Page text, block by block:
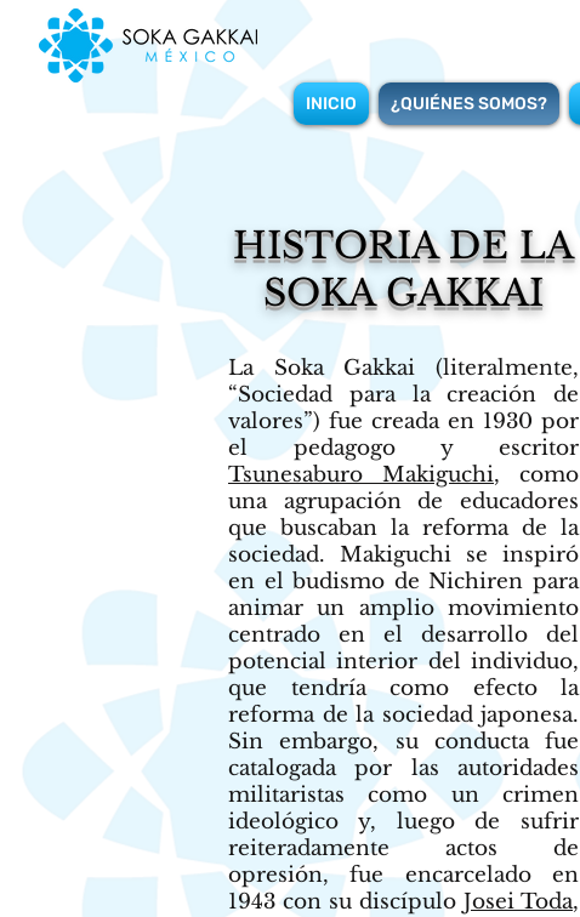
INICIO ¿QUIÉNES SOMOS?
HISTORIA DE LA
SOKA GAKKAI
La Soka Gakkai (literalmente,
“Sociedad para la creación de
valores”) fue creada en 1930 por
el pedagogo y escritor
Tsunesaburo Makiguchi, como
una agrupación de educadores
que buscaban la reforma de la
sociedad. Makiguchi se inspiró
en el budismo de Nichiren para
animar un amplio movimiento
centrado en el desarrollo del
potencial interior del individuo,
que tendría como efecto la
reforma de la sociedad japonesa.
Sin embargo, su conducta fue
catalogada por las autoridades
militaristas como un crimen
ideológico y, luego de sufrir
reiteradamente actos de
opresión, fue encarcelado en
1943 con su discípulo Josei Toda,